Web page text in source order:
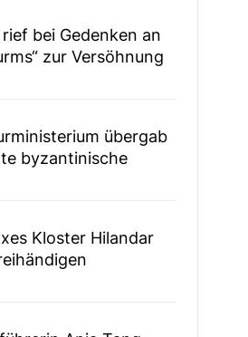
bei Gedenken an
zur Versöhnung
übergab
byzantinische
Kloster Hilandar